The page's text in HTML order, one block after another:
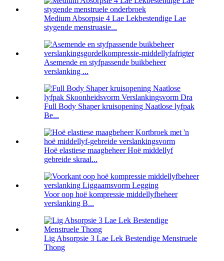
Medium Absorpsie 4 Lae Lekbestendige Lae
stygende menstruasie...
Asemende en styfpassende buikbeheer
verslanking ...
Full Body Shaper kruisopening Naatlose lyfpak
Be...
Hoë elastiese maagbeheer Hoë middellyf
gebreide skraal...
Voor oop hoë kompressie middellyfbeheer
verslanking B...
Lig Absorpsie 3 Lae Lek Bestendige Menstruele
Thong